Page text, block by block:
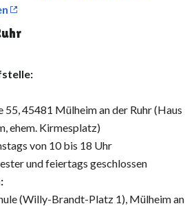
45481 Mülheim an der Ruhr (Haus
ehem. Kirmesplatz)
von 10 bis 18 Uhr
und feiertags geschlossen
(Willy-Brandt-Platz 1), Mülheim an